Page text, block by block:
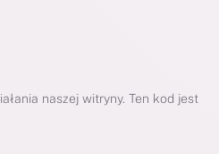
naszej witryny. Ten kod jest